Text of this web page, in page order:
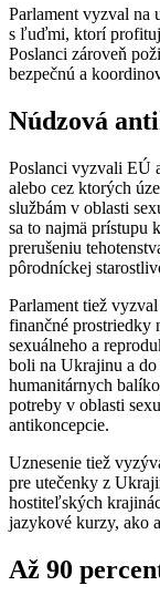
Parlament vyzval na
s ľuďmi, ktorí
Poslanci zároveň
bezpečnú a
Núdzová
Poslanci vyzvali EÚ
alebo cez ktorých
službám v oblasti
sa to najmä prístupu
prerušeniu
pôrodníckej
Parlament tiež
finančné prostriedky
sexuálneho a
boli na Ukrajinu a
humanitárnych
potreby v oblasti
antikoncepcie.
Uznesenie tiež
pre utečenky z
hostiteľských
jazykové kurzy, ako
Až 90